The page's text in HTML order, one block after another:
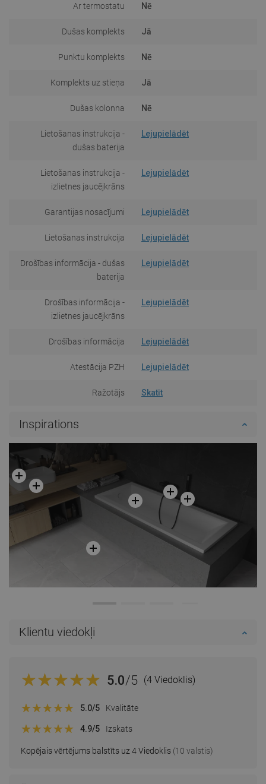
Ar termostatu Nē
Dušas komplekts Jā
Punktu komplekts Nē
Komplekts uz stieņa Jā
Dušas kolonna Nē
Lietošanas instrukcija -
dušas baterija
Lejupielādēt
Lietošanas instrukcija -
izlietnes jaucējkrāns
Lejupielādēt
Garantijas nosacījumi Lejupielādēt
Lietošanas instrukcija Lejupielādēt
Drošības informācija - dušas
baterija
Lejupielādēt
Drošības informācija -
izlietnes jaucējkrāns
Lejupielādēt
Drošības informācija Lejupielādēt
Atestācija PZH Lejupielādēt
Ražotājs Skatīt
Inspirations
Klientu viedokļi
5.0/5 (4 Viedoklis)
Kopējais vērtējums balstīts uz 4 Viedoklis (10 valstis)
5.0/5 Kvalitāte
4.9/5 Izskats